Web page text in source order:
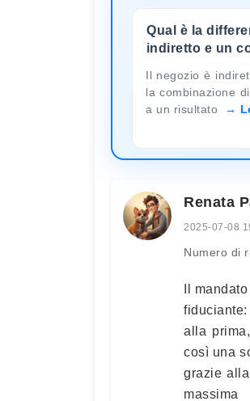
Qual è la
indiretto e un
Il negozio è
la combinazione
a un risultato
Renata
2025-07-08
Numero di
Il
alla
così una
grazie